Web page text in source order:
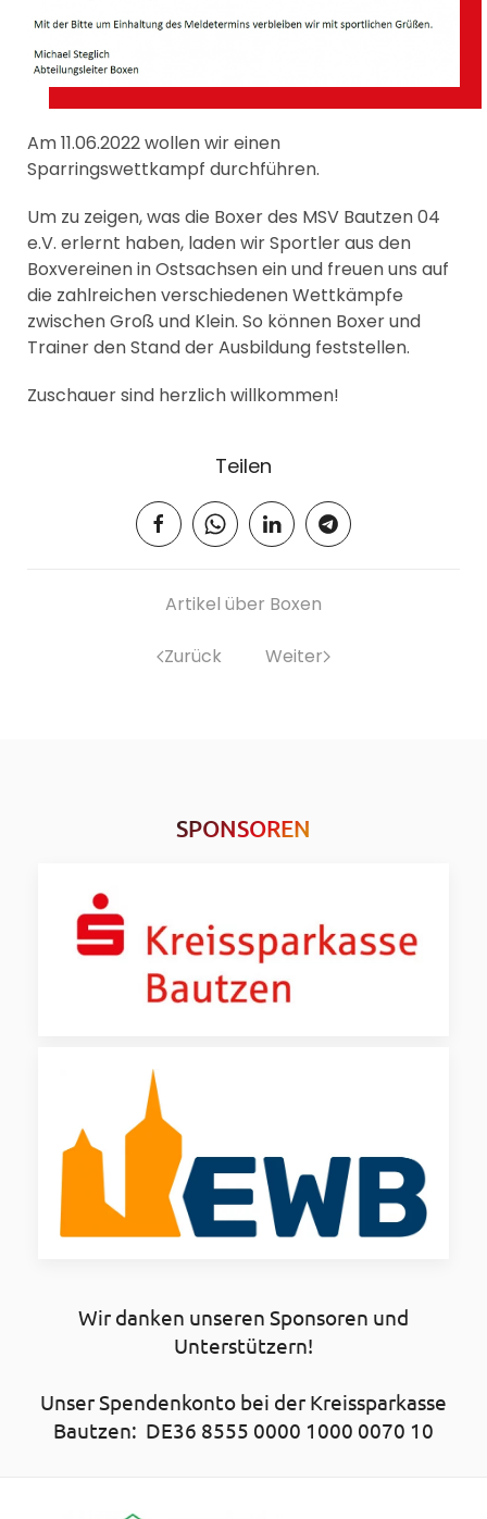
Am 11.06.2022 wollen wir einen
Sparringswettkampf durchführen.
Um zu zeigen, was die Boxer des MSV Bautzen 04
e.V. erlernt haben, laden wir Sportler aus den
Boxvereinen in Ostsachsen ein und freuen uns auf
die zahlreichen verschiedenen Wettkämpfe
zwischen Groß und Klein. So können Boxer und
Trainer den Stand der Ausbildung feststellen.
Zuschauer sind herzlich willkommen!
Teilen
Artikel über Boxen
Zurück Weiter
SPONSOREN
Wir danken unseren Sponsoren und
Unterstützern!
Unser Spendenkonto bei der Kreissparkasse
Bautzen: DE36 8555 0000 1000 0070 10